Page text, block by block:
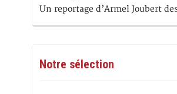
Un reportage d’Armel Joubert
Notre sélection